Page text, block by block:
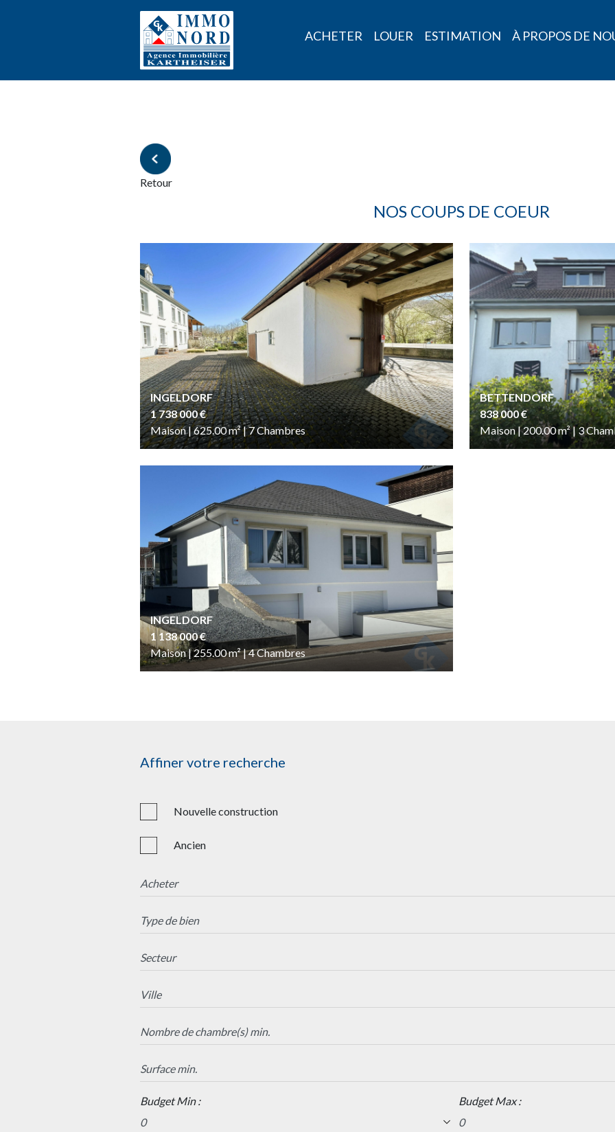
ACHETER LOUER ESTIMATION À PROPOS DE
Retour
NOS COUPS DE COEUR
INGELDORF
1 738 000 €
Maison | 625.00m²| 7Chambres
BETTENDORF
838 000 €
Maison | 200.00m²| 3
INGELDORF
1 138 000 €
Maison | 255.00m²| 4Chambres
Affiner votre recherche
Nouvelle construction
Ancien
Budget Min : Budget Max :